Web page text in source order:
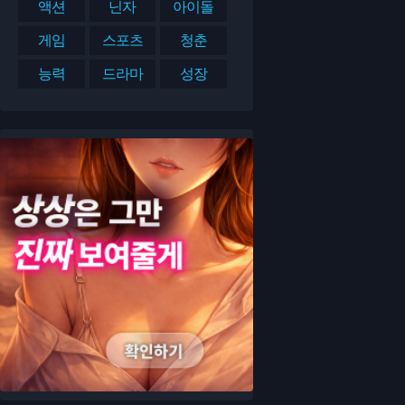
액션 닌자 아이돌
게임 스포츠 청춘
능력 드라마 성장